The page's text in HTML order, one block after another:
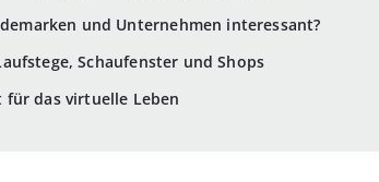
und Unternehmen interessant?
Schaufenster und Shops
für das virtuelle Leben